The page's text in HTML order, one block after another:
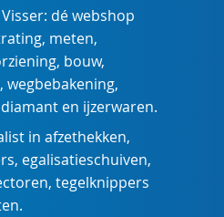
dé webshop
, meten,
, bouw,
, wegbebakening,
diamant en ijzerwaren.
in afzethekken,
, egalisatieschuiven,
, tegelknippers
.